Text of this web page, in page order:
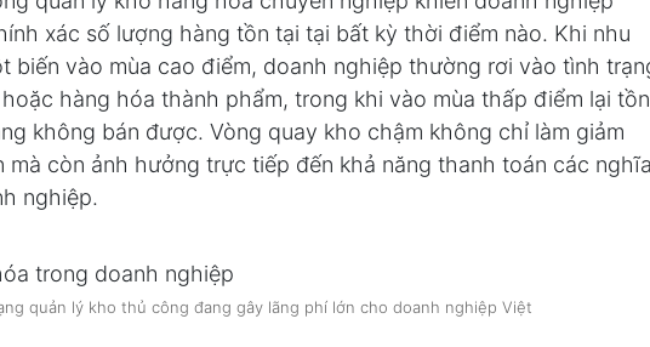
xác số lượng hàng tồn tại tại bất kỳ thời điểm nào. Khi nhu
biến vào mùa cao điểm, doanh nghiệp thường rơi vào tình
hàng hóa thành phẩm, trong khi vào mùa thấp điểm lại tồn
không bán được. Vòng quay kho chậm không chỉ làm giảm
mà còn ảnh hưởng trực tiếp đến khả năng thanh toán các nghĩa
nghiệp.
quản lý kho thủ công đang gây lãng phí lớn cho doanh nghiệp Việt